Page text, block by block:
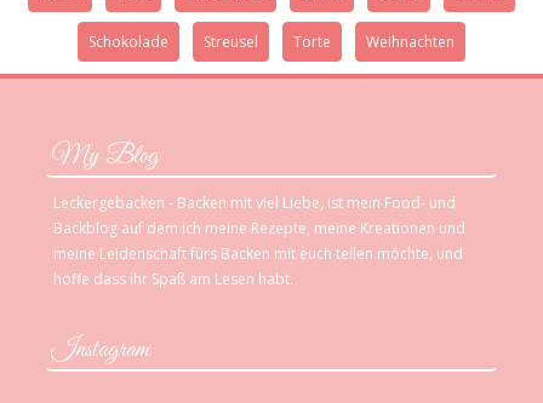
Schokolade Streusel Torte Weihnachten
My Blog
Leckergebacken - Backen mit viel Liebe, ist mein Food- und
Backblog auf dem ich meine Rezepte, meine Kreationen und
meine Leidenschaft fürs Backen mit euch teilen möchte, und
hoffe dass ihr Spaß am Lesen habt.
Instagram